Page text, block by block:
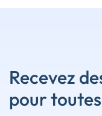
Recevez
pour